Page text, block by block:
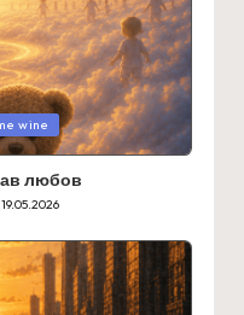
wine
любов
19.05.2026